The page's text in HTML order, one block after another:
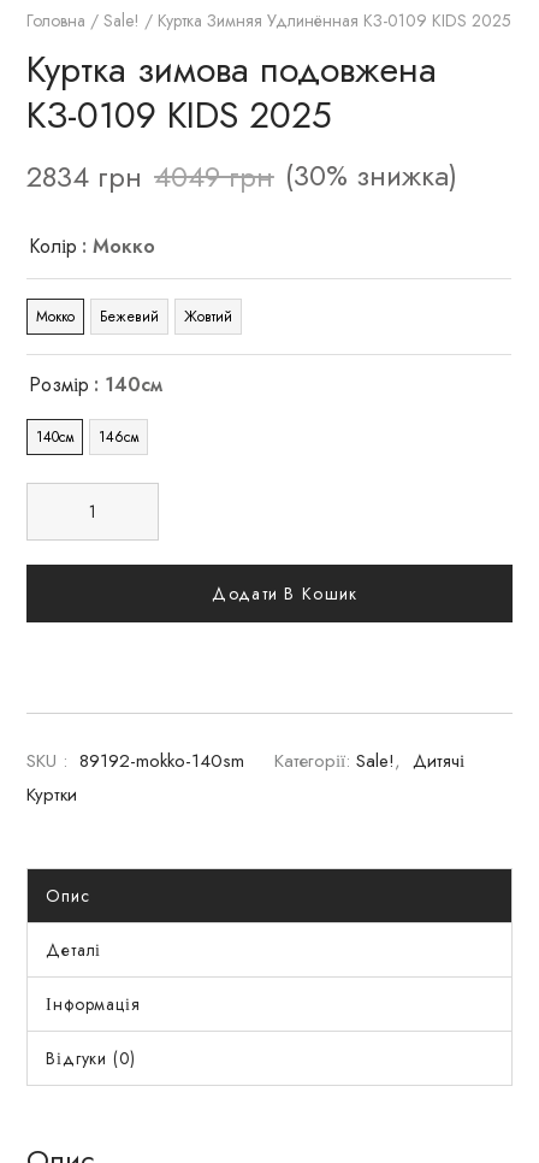
Головна /Sale! / Куртка Зимняя Удлинённая КЗ-0109 KIDS 2025
Куртка зимова подовжена
КЗ-0109 KIDS 2025
2834 грн 4049грн (30% знижка)
Колір : Мокко
Мокко Бежевий Жовтий
Розмір : 140см
140см 146см
Додати В Кошик
SKU : 89192-mokko-140sm Категорії: Sale!, Дитячі
Куртки
Опис
Деталі
Інформація
Відгуки (0)